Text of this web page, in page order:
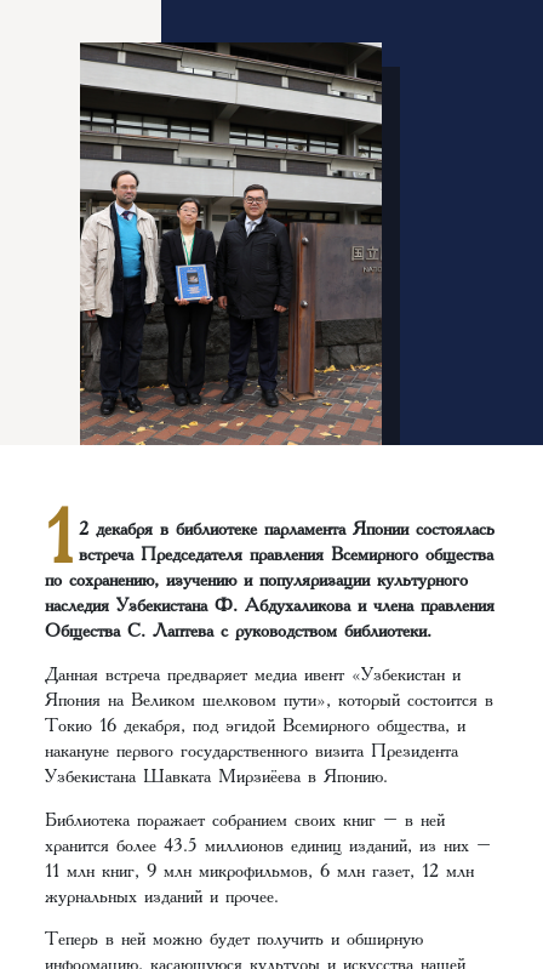
1 2 декабря в библиотеке парламента Японии состоялась
встреча Председателя правления Всемирного общества
по сохранению, изучению и популяризации культурного
наследия Узбекистана Ф. Абдухаликова и члена правления
Общества С. Лаптева с руководством библиотеки.
Данная встреча предваряет медиа ивент «Узбекистан и
Япония на Великом шелковом пути», который состоится в
Токио 16 декабря, под эгидой Всемирного общества, и
накануне первого государственного визита Президента
Узбекистана Шавката Мирзиёева в Японию.
Библиотека поражает собранием своих книг – в ней
хранится более 43.5 миллионов единиц изданий, из них –
11 млн книг, 9 млн микрофильмов, 6 млн газет, 12 млн
журнальных изданий и прочее.
Теперь в ней можно будет получить и обширную
информацию, касающуюся культуры и искусства нашей